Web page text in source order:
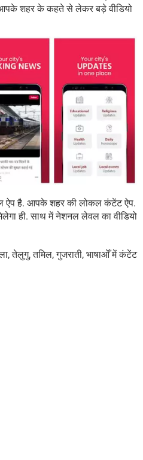
आपके शहर के कहते से लेकर बड़े वीडियो
ऐप है. आपके शहर की लोकल कंटेंट ऐप.
ही. साथ में नेशनल लेवल का वीडियो
तेलुगु, तमिल, गुजराती, भाषाओँ में कंटेंट